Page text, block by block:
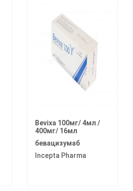
Bevixa 100мг/ 4мл /
400мг/ 16мл
бевацизумаб
Incepta Pharma